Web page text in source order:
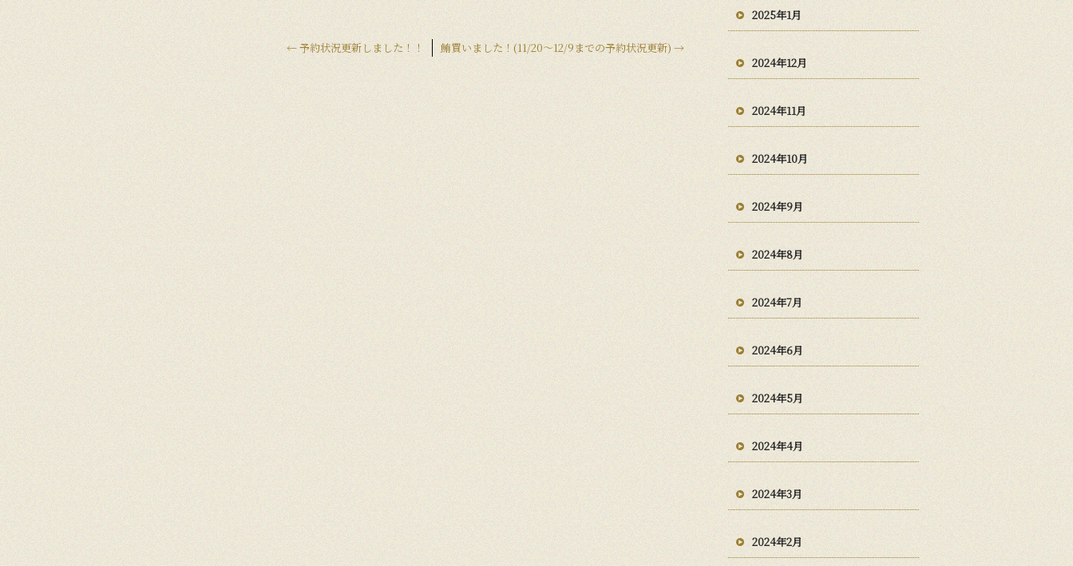
←予約状況更新しました！！ 鮪買いました！(11/20〜12/9までの予約状況更新) →
2025年1月
2024年12月
2024年11月
2024年10月
2024年9月
2024年8月
2024年7月
2024年6月
2024年5月
2024年4月
2024年3月
2024年2月